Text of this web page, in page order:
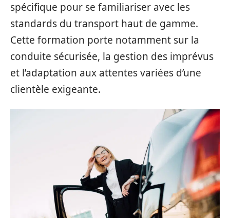
spécifique pour se familiariser avec les
standards du transport haut de gamme.
Cette formation porte notamment sur la
conduite sécurisée, la gestion des imprévus
et l’adaptation aux attentes variées d’une
clientèle exigeante.